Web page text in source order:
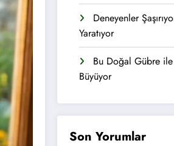
Deneyenler
Yaratıyor
Bu Doğal Gübre ile
Büyüyor
Son Yorumlar